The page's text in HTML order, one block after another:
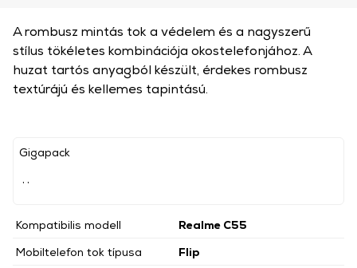
Gigapack
Kompatibilis modell
Realme C55
Mobiltelefon tok típusa
Flip
A rombusz mintás tok a védelem és a nagyszerű
stílus tökéletes kombinációja okostelefonjához. A
huzat tartós anyagból készült, érdekes rombusz
textúrájú és kellemes tapintású.